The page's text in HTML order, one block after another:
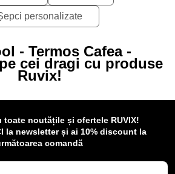
personalizate
- Termos Cafea -
cei dragi cu produse
Ruvix!
toate noutățile și ofertele RUVIX!
la newsletter și ai 10% discount la
comandă